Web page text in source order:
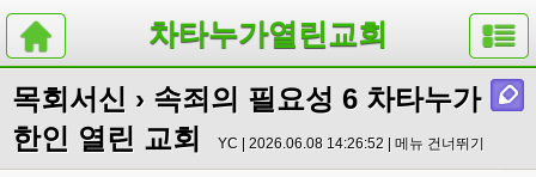
차타누가열린교회
목회서신 › 속죄의 필요성 6 차타누가
한인 열린 교회
YC | 2026.06.08 14:26:52 | 메뉴 건너뛰기